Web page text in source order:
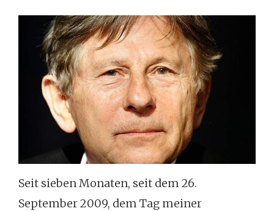
Seit sieben Monaten, seit dem 26.
September 2009, dem Tag meiner